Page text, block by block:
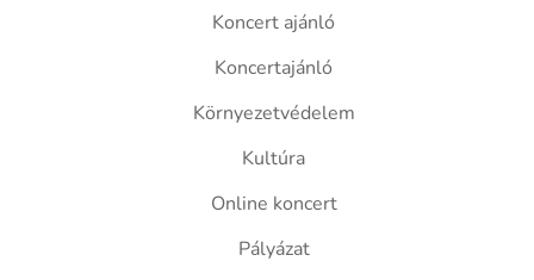
Koncert ajánló
Koncertajánló
Környezetvédelem
Kultúra
Online koncert
Pályázat